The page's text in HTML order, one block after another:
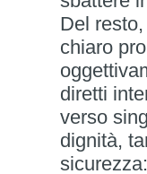
Del
chiaro
diretti
verso
dignità,